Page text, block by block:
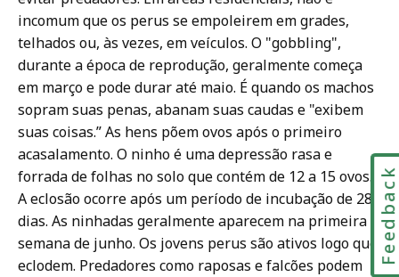
incomum que os perus se empoleirem em grades,
telhados ou, às vezes, em veículos. O "gobbling",
durante a época de reprodução, geralmente começa
em março e pode durar até maio. É quando os machos
sopram suas penas, abanam suas caudas e "exibem
suas coisas.” As hens põem ovos após o primeiro
acasalamento. O ninho é uma depressão rasa e
forrada de folhas no solo que contém de 12 a 15 ovos.
A eclosão ocorre após um período de incubação de 28
dias. As ninhadas geralmente aparecem na primeira
semana de junho. Os jovens perus são ativos logo que
eclodem. Predadores como raposas e falcões podem
Feedback